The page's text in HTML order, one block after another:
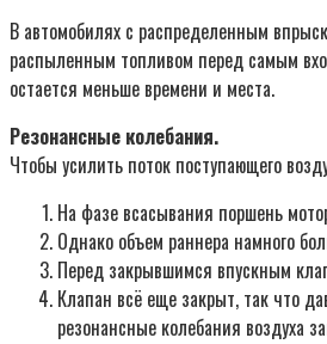
В автомобилях с распределенным
распыленным топливом перед самым
остается меньше времени и места.
Резонансные колебания.
Чтобы усилить поток поступающего
На фазе всасывания поршень
Однако объем раннера намного
Перед закрывшимся впускным
Клапан всё еще закрыт, так что
резонансные колебания воздуха